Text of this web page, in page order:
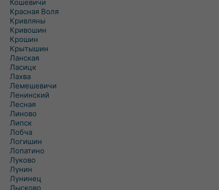
Кошевичи
Красная Воля
Кривляны
Кривошин
Крошин
Крытышин
Ланская
Ласицк
Лахва
Лемешевичи
Ленинский
Лесная
Линово
Липск
Лобча
Логишин
Лопатино
Луково
Лунин
Лунинец
Лысково